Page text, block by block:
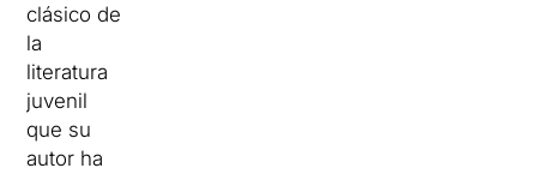
clásico de
la
literatura
juvenil
que su
autor ha